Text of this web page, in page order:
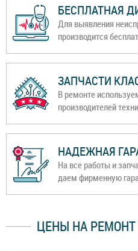
БЕСПЛАТНАЯ
Для выявления
производится
ЗАПЧАСТИ
В ремонте
производителей
НАДЕЖНАЯ
На все работы и
даем фирменную
ЦЕНЫ НА РЕМОНТ